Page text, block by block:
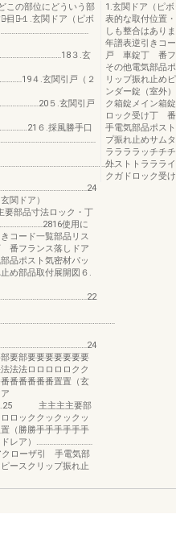
この部位にどういう部
目次̶１.玄関ドア（ピボ
３.玄
４.玄関引戸（２
５.玄関引戸
６.採風勝手口
関ドア）
品寸法ロック・丁
使用に
コード一覧部品リス
番フランス落しドア
品ポスト気密材パッ
め部品取付展開図６.
要部要要要要要要要
法法ロロロロロクク
番番番番番置置（玄
主主主主要部
ロッククックックッ
（勝勝手手手手手手
ドレア）…………………………
クローザ引 手電気部
ースクリップ振れ止
1.玄関ドア（
表的な取付位置
しも整合はあり
年譜表逆引きコ
戸 車錠丁 番フ
その他電気部品
リップ振れ止め
ンダー錠（室外
ク箱錠メイン箱
ロック受け丁
手電気部品ポス
プ振れ止めサム
ララララッチチ
外ストトラララ
クガドロック受け